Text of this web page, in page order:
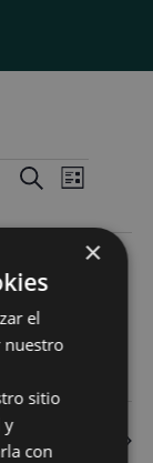
de
y
vistas
Eventos
Buscar
vistas
Lista
×
el
nuestro
sitio
y
con